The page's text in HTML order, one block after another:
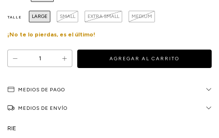
TALLE LARGE SMALL EXTRA SMALL MEDIUM
¡No te lo pierdas, es el último!
MEDIOS DE PAGO
MEDIOS DE ENVÍO
RIE